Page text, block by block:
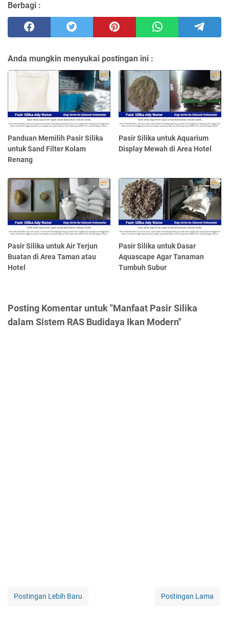
Berbagi :
Anda mungkin menyukai postingan ini :
Panduan Memilih Pasir Silika
untuk Sand Filter Kolam
Renang
Pasir Silika untuk Aquarium
Display Mewah di Area Hotel
Pasir Silika untuk Air Terjun
Buatan di Area Taman atau
Hotel
Pasir Silika untuk Dasar
Aquascape Agar Tanaman
Tumbuh Subur
Posting Komentar untuk "Manfaat Pasir Silika
dalam Sistem RAS Budidaya Ikan Modern"
Postingan Lebih Baru Postingan Lama